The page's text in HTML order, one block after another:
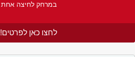
במרחק לחיצה אחת
לחצו כאן לפרטים!